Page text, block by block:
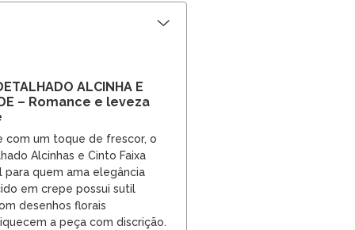
ALCINHA E
– Romance e leveza
com um toque de frescor, o
Alcinhas e Cinto Faixa
para quem ama elegância
em crepe possui sutil
desenhos florais
a peça com discrição.